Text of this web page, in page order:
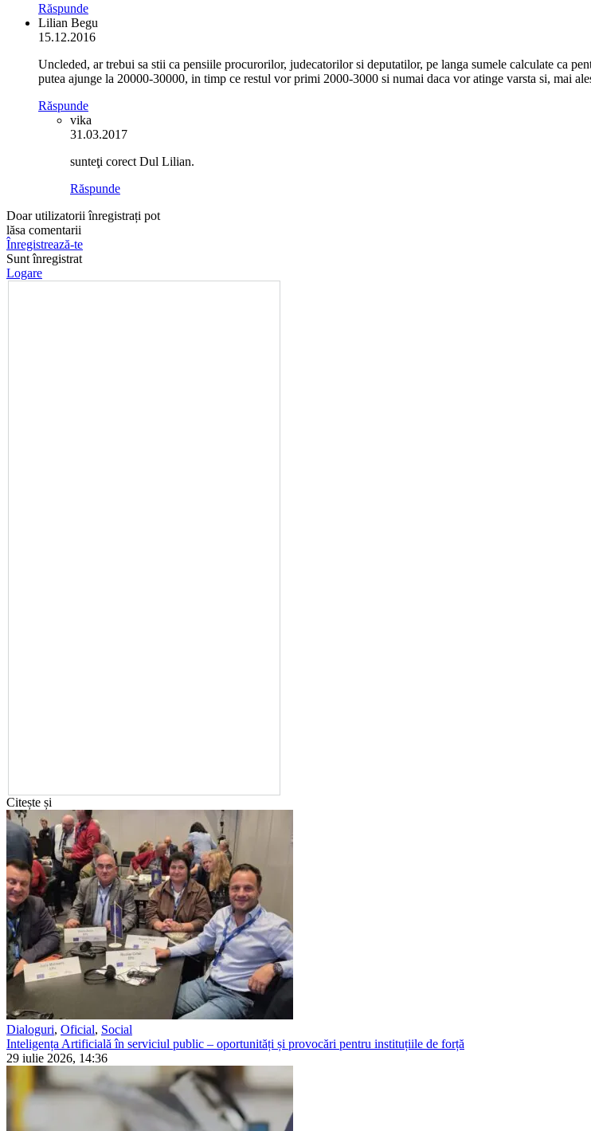
Răspunde
Lilian Begu
15.12.2016
Uncleded, ar trebui sa stii ca pensiile procurorilor, judecatorilor si deputatilor, pe langa sumele calculate ca
putea ajunge la 20000-30000, in timp ce restul vor primi 2000-3000 si numai daca vor atinge varsta si, mai
Răspunde
vika
31.03.2017
sunteţi corect Dul Lilian.
Răspunde
Doar utilizatorii înregistrați pot
lăsa comentarii
Înregistrează-te
Sunt înregistrat
Logare
Citește și
Dialoguri, Oficial, Social
Inteligența Artificială în serviciul public – oportunități și provocări pentru instituțiile de forță
29 iulie 2026, 14:36